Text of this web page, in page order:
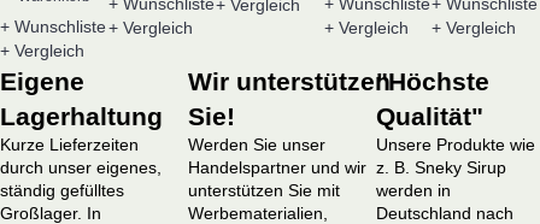
+ Wunschliste
+ Vergleich
+ Vergleich
+ Vergleich
+ Vergleich
+ Vergleich
Eigene
Lagerhaltung
Kurze Lieferzeiten
durch unser eigenes,
ständig gefülltes
Großlager. In
Wir unterstützen
Sie!
Werden Sie unser
Handelspartner und wir
unterstützen Sie mit
Werbematerialien,
"Höchste
Qualität"
Unsere Produkte wie
z. B. Sneky Sirup
werden in
Deutschland nach